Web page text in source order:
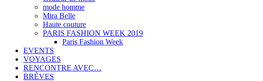
mode homme
Mira Belle
Haute couture
PARIS FASHION WEEK 2019
Paris Fashion Week
EVENTS
VOYAGES
RENCONTRE AVEC…
BRÈVES